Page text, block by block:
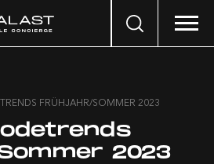
Search
FRÜHJAHR/SOMMER 2023
2023